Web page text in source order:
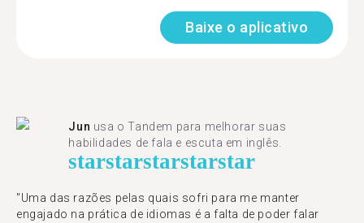
Baixe o aplicativo
Jun usa o Tandem para melhorar suas
habilidades de fala e escuta em inglês.
starstarstarstarstar
"Uma das razões pelas quais sofri para me manter
engajado na prática de idiomas é a falta de poder falar